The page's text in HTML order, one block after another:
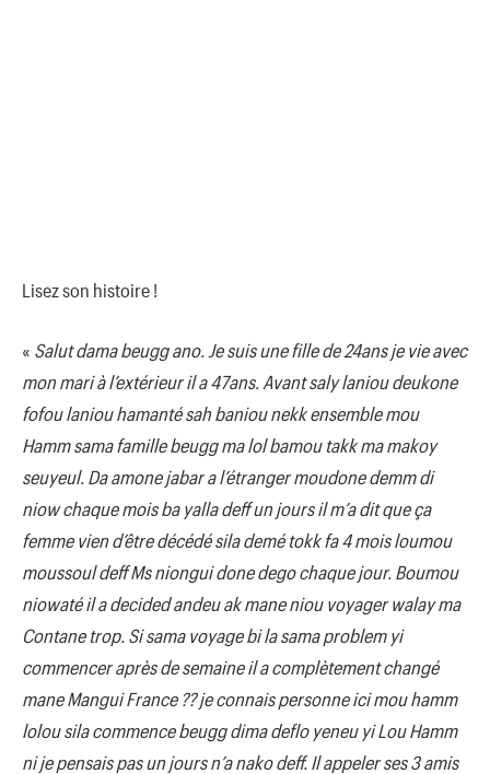
Lisez son histoire !
« Salut dama beugg ano. Je suis une fille de 24ans je vie avec
mon mari à l’extérieur il a 47ans. Avant saly laniou deukone
fofou laniou hamanté sah baniou nekk ensemble mou
Hamm sama famille beugg ma lol bamou takk ma makoy
seuyeul. Da amone jabar a l’étranger moudone demm di
niow chaque mois ba yalla deff un jours il m’a dit que ça
femme vien d’être décédé sila demé tokk fa 4 mois loumou
moussoul deff Ms niongui done dego chaque jour. Boumou
niowaté il a decided andeu ak mane niou voyager walay ma
Contane trop. Si sama voyage bi la sama problem yi
commencer après de semaine il a complètement changé
mane Mangui France ?? je connais personne ici mou hamm
lolou sila commence beugg dima deflo yeneu yi Lou Hamm
ni je pensais pas un jours n’a nako deff. Il appeler ses 3 amis